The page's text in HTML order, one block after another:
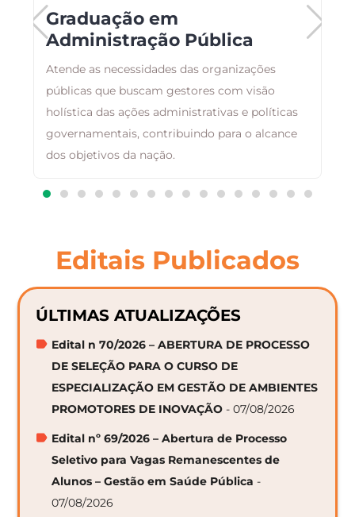
Graduação em
Administração Pública
Atende as necessidades das organizações
públicas que buscam gestores com visão
holística das ações administrativas e políticas
governamentais, contribuindo para o alcance
dos objetivos da nação.
Editais Publicados
ÚLTIMAS ATUALIZAÇÕES
Edital n 70/2026 – ABERTURA DE PROCESSO
DE SELEÇÃO PARA O CURSO DE
ESPECIALIZAÇÃO EM GESTÃO DE AMBIENTES
PROMOTORES DE INOVAÇÃO - 07/08/2026
Edital nº 69/2026 – Abertura de Processo
Seletivo para Vagas Remanescentes de
Alunos – Gestão em Saúde Pública -
07/08/2026